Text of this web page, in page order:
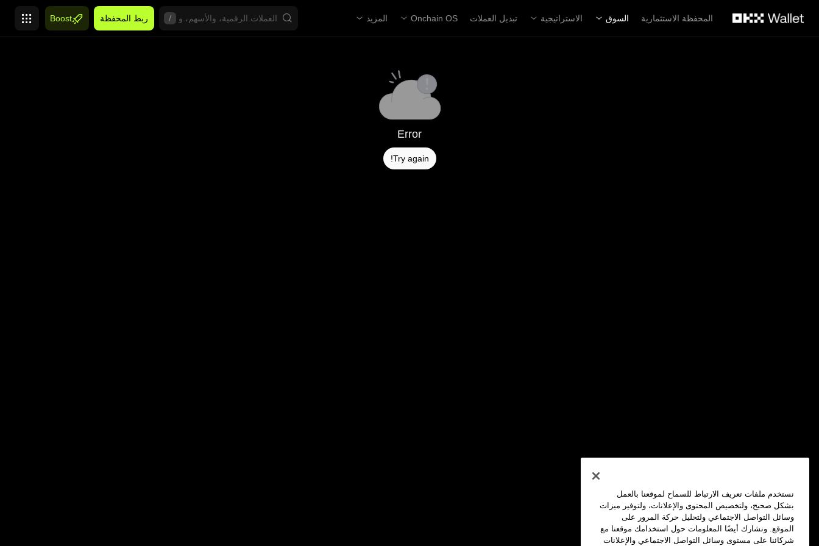
المحفظة الاستثمارية
السوق الاستراتيجية تبديل العملات Onchain OS المزيد / ربط المحفظة Boost
Error
Try again!
نستخدم ملفات تعريف الارتباط للسماح لموقعنا بالعمل
بشكل صحيح، ولتخصيص المحتوى والإعلانات، ولتوفير ميزات
وسائل التواصل الاجتماعي ولتحليل حركة المرور على
الموقع. ونشارك أيضًا المعلومات حول استخدامك موقعنا مع
شركائنا على مستوى وسائل التواصل الاجتماعي والإعلانات